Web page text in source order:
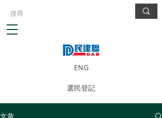
ENG
選民登記
文章